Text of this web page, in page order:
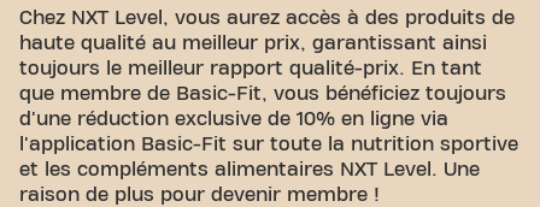
Chez NXT Level, vous aurez accès à des produits de
haute qualité au meilleur prix, garantissant ainsi
toujours le meilleur rapport qualité-prix. En tant
que membre de Basic-Fit, vous bénéficiez toujours
d'une réduction exclusive de 10% en ligne via
l'application Basic-Fit sur toute la nutrition sportive
et les compléments alimentaires NXT Level. Une
raison de plus pour devenir membre !